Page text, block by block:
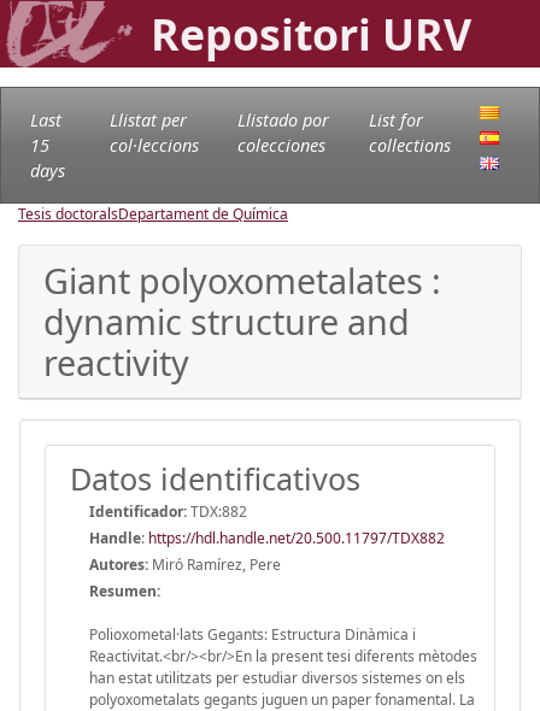
Repositori URV
Last
15
days
Llistat per
col·leccions
Llistado por
colecciones
List for
collections
Tesis doctoralsDepartament de Química
Giant polyoxometalates :
dynamic structure and
reactivity
Datos identificativos
Identificador:TDX:882
Handle: https://hdl.handle.net/20.500.11797/TDX882
Autores: Miró Ramírez, Pere
Resumen:
Polioxometal·lats Gegants: Estructura Dinàmica i
Reactivitat.<br/><br/>En la present tesi diferents mètodes
han estat utilitzats per estudiar diversos sistemes on els
polyoxometalats gegants juguen un paper fonamental. La